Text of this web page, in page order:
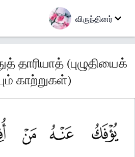
விருந்தினர்
தாரியாத் (புழுதியைக்
காற்றுகள்)